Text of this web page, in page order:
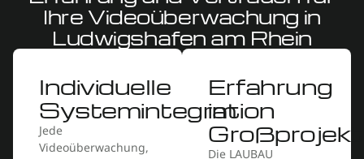
Ihre Videoüberwachung in
Ludwigshafen am Rhein
Erfahrung
im
Großprojekt
Die LAUBAU
Individuelle
Systemintegration
Jede
Videoüberwachung,